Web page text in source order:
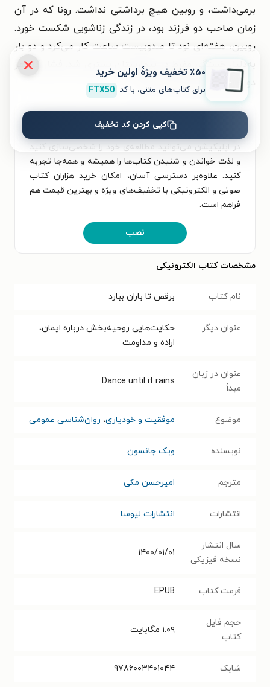
برمی‌داشت، و روبین هیچ برداشتی نداشت. رونا که در آن
زمان صاحب دو فرزند بود، در زندگی زناشویی شکست خورد.
روبین، هفته‌ای نود تا صدوبیست ساعت کار می‌کرد و دو بار
به‌دلیل خستگی مفرط در بیمارستان بستری شد. فشار کار هر
دو خواهر را فرسوده کرده بود.
برای تجربه‌ای بهتر در دانلود کتاب برقص تا باران ببارد و
خواندن آن، اپلیکیشن طاقچه را به‌صورت رایگان نصب کنید.
در اپلیکیشن می‌توانید مطالعه‌ی خود را شخصی‌سازی کنید
و لذت خواندن و شنیدن کتاب‌ها را همیشه و همه‌جا تجربه
کنید. علاوه‌بر دسترسی آسان، امکان خرید هزاران کتاب
صوتی و الکترونیکی با تخفیف‌های ویژه و بهترین قیمت هم
فراهم است.
نصب
مشخصات کتاب الکترونیکی
نام کتاب برقص تا باران ببارد
عنوان دیگر
حکایت‌هایی روحیه‌بخش درباره ایمان،
اراده و مداومت
عنوان در زبان
مبدأ
Dance until it rains
موضوع موفقیت و خودیاری، روان‌شناسی عمومی
نویسنده ویک جانسون
مترجم امیرحسن مکی
انتشارات انتشارات لیوسا
سال انتشار
نسخه فیزیکی
۱۴۰۰/۰۱/۰۱
فرمت کتاب EPUB
حجم فایل
کتاب
۱.۰۹ مگابایت
شابک ۹۷۸۶۰۰۳۴۰۱۰۴۴
٪۵۰ تخفیف ویژۀ اولین خرید
برای کتاب‌های متنی، با کد FTX50
کپی کردن کد تخفیف